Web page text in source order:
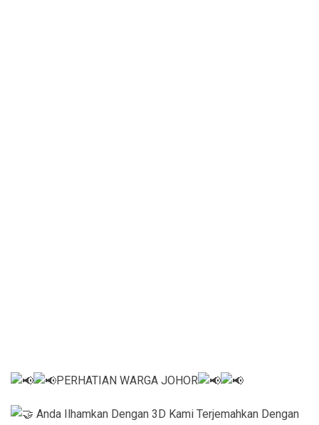
PERHATIAN WARGA JOHOR
Anda Ilhamkan Dengan 3D Kami Terjemahkan Dengan